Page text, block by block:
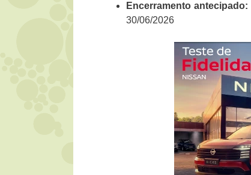
Encerramento antecipado:
30/06/2026